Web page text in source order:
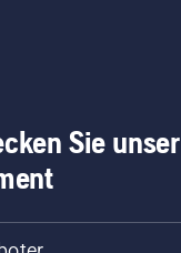
Sie unser